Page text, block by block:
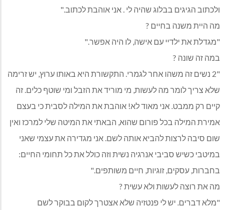
ולכתוב הגיגים בבלוג שהיה לי . אני אוהבת לכתוב."
מה היית משנה בחיים ?
"מגדלת את ילדיי עם אישה, לו היה אפשר."
במה זה שונה ?
"2 נשים זה משהו אחר לגמרי. התקשורת היא באותו ערוץ, יש זרימה
שלא צריך לומר מה לעשות, מי מוריד את הזבל ומי שוטף כלים. זה
קיים רק ממבט. אני מאוד לא! אוהבת את המילה לסבית כי בעצם
אמירת המילה בכל פורום שהוא, הבאתי את המיטה שלי למרכז ואין
שום סיבה לרצות להביא אותה לשם. אני מגדירה את עצמי שאני
במיטבי כשיש סביבי אנרגיה נשית וזה כולל את כל תחומי החיים:
בחברות, עסקים, זוגיות, חיים משותפים."
מה את רוצה לעשות ולא עשית ?
"מלא דברים. יש לי פנטזיה שלא אצטרך לקום בבוקר לשם